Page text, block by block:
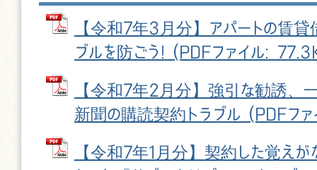
【令和7年3月分】アパートの賃
ブルを防ごう! (PDFファイル:
【令和7年2月分】強引な勧誘、
新聞の購読契約トラブル (PDFフ
【令和7年1月分】契約した覚えが